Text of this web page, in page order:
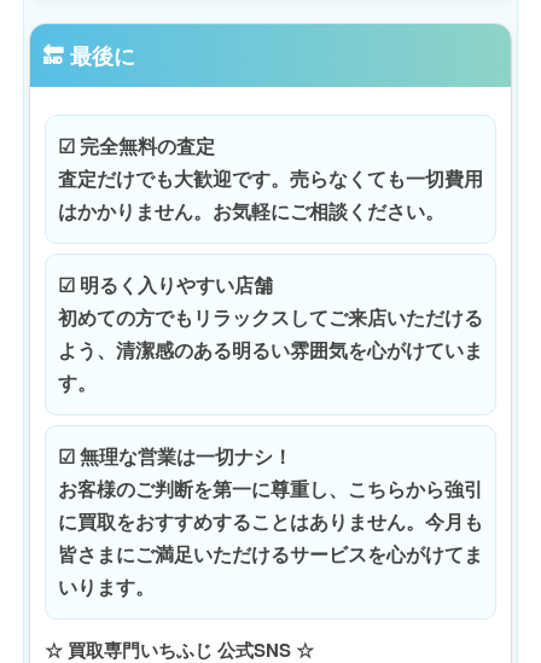
🔚 最後に
☑ 完全無料の査定
査定だけでも大歓迎です。売らなくても一切費用
はかかりません。お気軽にご相談ください。
☑ 明るく入りやすい店舗
初めての方でもリラックスしてご来店いただける
よう、清潔感のある明るい雰囲気を心がけていま
す。
☑ 無理な営業は一切ナシ！
お客様のご判断を第一に尊重し、こちらから強引
に買取をおすすめすることはありません。今月も
皆さまにご満足いただけるサービスを心がけてま
いります。
☆ 買取専門いちふじ 公式SNS ☆